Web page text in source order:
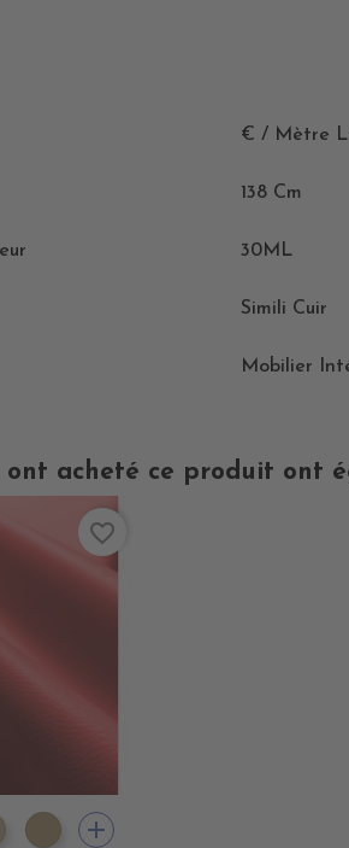
€ / Mètre
138 Cm
30ML
Simili Cuir
Mobilier
ont acheté ce produit ont
TURQUOISE
EN3020 FICELLE
EN3030 LIN
add
favorite_border